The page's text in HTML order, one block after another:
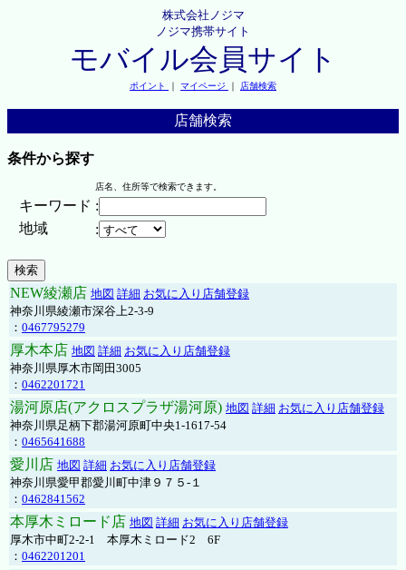
株式会社ノジマ
ノジマ携帯サイト
モバイル会員サイト
ポイント ｜ マイページ ｜ 店舗検索
店舗検索
条件から探す
店名、住所等で検索できます。
キーワード :
地域
:
NEW綾瀬店 地図 詳細 お気に入り店舗登録
神奈川県綾瀬市深谷上2-3-9
： 0467795279
厚木本店 地図 詳細 お気に入り店舗登録
神奈川県厚木市岡田3005
： 0462201721
湯河原店(アクロスプラザ湯河原) 地図 詳細 お気に入り店舗登録
神奈川県足柄下郡湯河原町中央1-1617-54
： 0465641688
愛川店 地図 詳細 お気に入り店舗登録
神奈川県愛甲郡愛川町中津９７５-１
： 0462841562
本厚木ミロード店 地図 詳細 お気に入り店舗登録
厚木市中町2-2-1 本厚木ミロード2 6F
： 0462201201